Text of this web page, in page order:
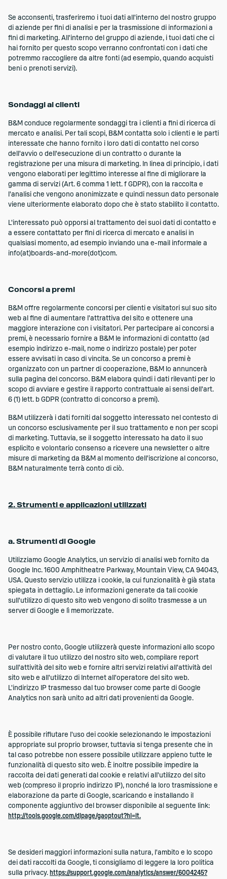
Se acconsenti, trasferiremo i tuoi dati all'interno del nostro gruppo
di aziende per fini di analisi e per la trasmissione di informazioni a
fini di marketing. All'interno del gruppo di aziende, i tuoi dati che ci
hai fornito per questo scopo verranno confrontati con i dati che
potremmo raccogliere da altre fonti (ad esempio, quando acquisti
beni o prenoti servizi).
Sondaggi ai clienti
B&M conduce regolarmente sondaggi tra i clienti a fini di ricerca di
mercato e analisi. Per tali scopi, B&M contatta solo i clienti e le parti
interessate che hanno fornito i loro dati di contatto nel corso
dell'avvio o dell'esecuzione di un contratto o durante la
registrazione per una misura di marketing. In linea di principio, i dati
vengono elaborati per legittimo interesse al fine di migliorare la
gamma di servizi (Art. 6 comma 1 lett. f GDPR), con la raccolta e
l'analisi che vengono anonimizzate e quindi nessun dato personale
viene ulteriormente elaborato dopo che è stato stabilito il contatto.
L'interessato può opporsi al trattamento dei suoi dati di contatto e
a essere contattato per fini di ricerca di mercato e analisi in
qualsiasi momento, ad esempio inviando una e-mail informale a
info(at)boards-and-more(dot)com.
Concorsi a premi
B&M offre regolarmente concorsi per clienti e visitatori sul suo sito
web al fine di aumentare l'attrattiva del sito e ottenere una
maggiore interazione con i visitatori. Per partecipare ai concorsi a
premi, è necessario fornire a B&M le informazioni di contatto (ad
esempio indirizzo e-mail, nome o indirizzo postale) per poter
essere avvisati in caso di vincita. Se un concorso a premi è
organizzato con un partner di cooperazione, B&M lo annuncerà
sulla pagina del concorso. B&M elabora quindi i dati rilevanti per lo
scopo di avviare e gestire il rapporto contrattuale ai sensi dell'art.
6 (1) lett. b GDPR (contratto di concorso a premi).
B&M utilizzerà i dati forniti dal soggetto interessato nel contesto di
un concorso esclusivamente per il suo trattamento e non per scopi
di marketing. Tuttavia, se il soggetto interessato ha dato il suo
esplicito e volontario consenso a ricevere una newsletter o altre
misure di marketing da B&M al momento dell'iscrizione al concorso,
B&M naturalmente terrà conto di ciò.
2. Strumenti e applicazioni utilizzati
a. Strumenti di Google
Utilizziamo Google Analytics, un servizio di analisi web fornito da
Google Inc. 1600 Amphitheatre Parkway, Mountain View, CA 94043,
USA. Questo servizio utilizza i cookie, la cui funzionalità è già stata
spiegata in dettaglio. Le informazioni generate da tali cookie
sull'utilizzo di questo sito web vengono di solito trasmesse a un
server di Google e lì memorizzate.
Per nostro conto, Google utilizzerà queste informazioni allo scopo
di valutare il tuo utilizzo del nostro sito web, compilare report
sull'attività del sito web e fornire altri servizi relativi all'attività del
sito web e all'utilizzo di Internet all'operatore del sito web.
L'indirizzo IP trasmesso dal tuo browser come parte di Google
Analytics non sarà unito ad altri dati provenienti da Google.
È possibile rifiutare l'uso dei cookie selezionando le impostazioni
appropriate sul proprio browser, tuttavia si tenga presente che in
tal caso potrebbe non essere possibile utilizzare appieno tutte le
funzionalità di questo sito web. È inoltre possibile impedire la
raccolta dei dati generati dal cookie e relativi all'utilizzo del sito
web (compreso il proprio indirizzo IP), nonché la loro trasmissione e
elaborazione da parte di Google, scaricando e installando il
componente aggiuntivo del browser disponibile al seguente link:
http://tools.google.com/dlpage/gaoptout?hl=it.
Se desideri maggiori informazioni sulla natura, l'ambito e lo scopo
dei dati raccolti da Google, ti consigliamo di leggere la loro politica
sulla privacy. https://support.google.com/analytics/answer/6004245?